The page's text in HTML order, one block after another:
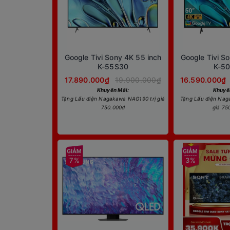
Google Tivi Sony 4K 55 inch
K-55S30
17.890.000₫
19.900.000₫
Khuyến Mãi:
Tặng Lẩu điện Nagakawa NAG190 trị giá
750.000đ
Google Tivi
K-
16.590.000₫
Tặng Lẩu điện
giá
7% 3%